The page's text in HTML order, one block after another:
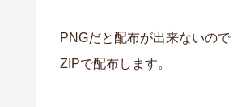
PNGだと配布が出来ないので
ZIPで配布します。